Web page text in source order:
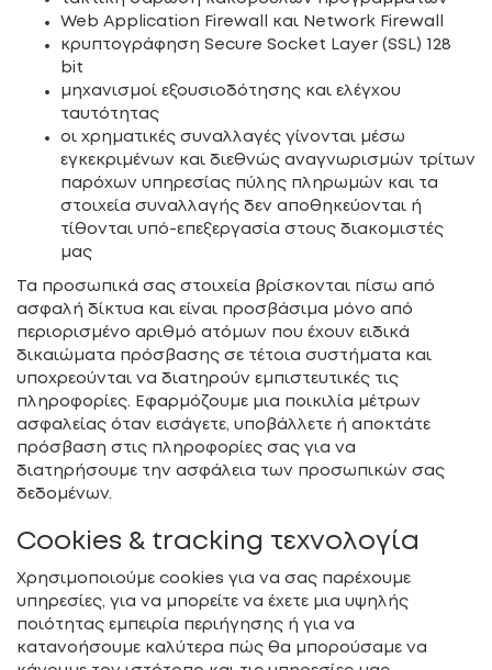
Web Application Firewall και Network Firewall
κρυπτογράφηση Secure Socket Layer (SSL) 128
bit
μηχανισμοί εξουσιοδότησης και ελέγχου
ταυτότητας
οι χρηματικές συναλλαγές γίνονται μέσω
εγκεκριμένων και διεθνώς αναγνωρισμών τρίτων
παρόχων υπηρεσίας πύλης πληρωμών και τα
στοιχεία συναλλαγής δεν αποθηκεύονται ή
τίθονται υπό-επεξεργασία στους διακομιστές
μας
Τα προσωπικά σας στοιχεία βρίσκονται πίσω από
ασφαλή δίκτυα και είναι προσβάσιμα μόνο από
περιορισμένο αριθμό ατόμων που έχουν ειδικά
δικαιώματα πρόσβασης σε τέτοια συστήματα και
υποχρεούνται να διατηρούν εμπιστευτικές τις
πληροφορίες. Εφαρμόζουμε μια ποικιλία μέτρων
ασφαλείας όταν εισάγετε, υποβάλλετε ή αποκτάτε
πρόσβαση στις πληροφορίες σας για να
διατηρήσουμε την ασφάλεια των προσωπικών σας
δεδομένων.
Cookies & tracking τεχνολογία
Χρησιμοποιούμε cookies για να σας παρέχουμε
υπηρεσίες, για να μπορείτε να έχετε μια υψηλής
ποιότητας εμπειρία περιήγησης ή για να
κατανοήσουμε καλύτερα πώς θα μπορούσαμε να